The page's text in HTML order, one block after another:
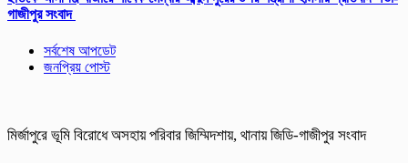
গাজীপুর সংবাদ
সর্বশেষ আপডেট
জনপ্রিয় পোস্ট
মির্জাপুরে ভূমি বিরোধে অসহায় পরিবার জিম্মিদশায়, থানায় জিডি-গাজীপুর সংবাদ